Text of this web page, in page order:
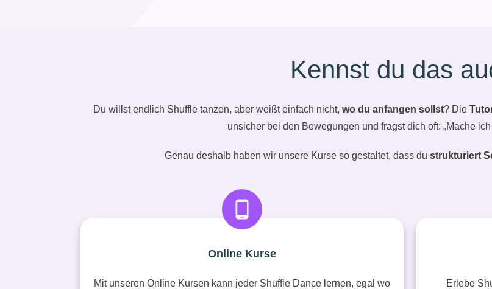
Kennst du das
Du willst endlich Shuffle tanzen, aber weißt einfach nicht, wo du anfangen sollst? Die
unsicher bei den Bewegungen und fragst dich oft: „Mache
Genau deshalb haben wir unsere Kurse so gestaltet, dass du strukturiert
Online Kurse
Mit unseren Online Kursen kann jeder Shuffle Dance lernen, egal wo
Erlebe